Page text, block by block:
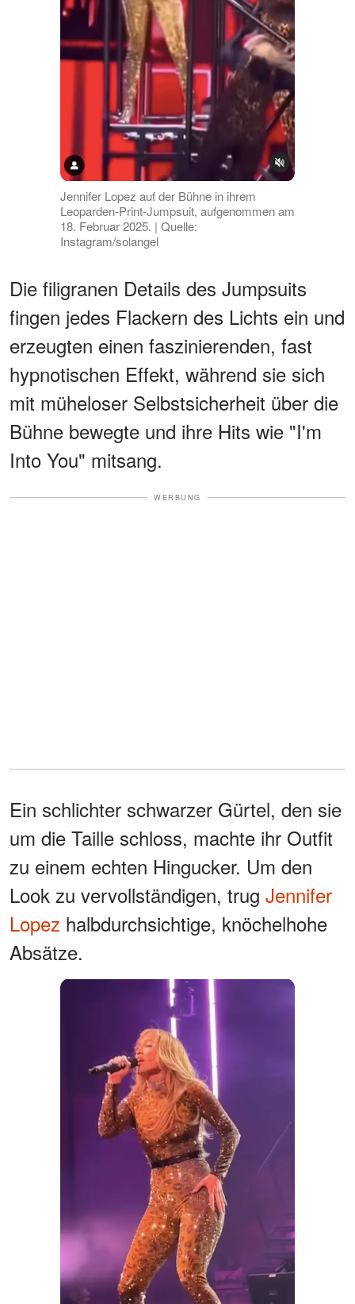
Jennifer Lopez auf der Bühne in ihrem
Leoparden-Print-Jumpsuit, aufgenommen am
18. Februar 2025. | Quelle:
Instagram/solangel
Die filigranen Details des Jumpsuits
fingen jedes Flackern des Lichts ein und
erzeugten einen faszinierenden, fast
hypnotischen Effekt, während sie sich
mit müheloser Selbstsicherheit über die
Bühne bewegte und ihre Hits wie "I'm
Into You" mitsang.
WERBUNG
Ein schlichter schwarzer Gürtel, den sie
um die Taille schloss, machte ihr Outfit
zu einem echten Hingucker. Um den
Look zu vervollständigen, trug Jennifer
Lopez halbdurchsichtige, knöchelhohe
Absätze.